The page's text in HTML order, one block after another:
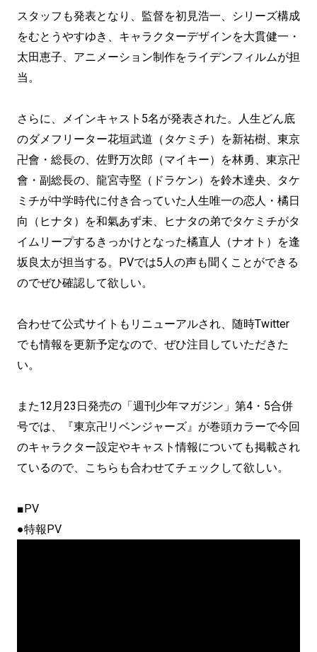
スタッフも発表となり、監督を初見浩一、シリーズ構成
をむとうやすゆき、キャラクターデザインを大貫健一・
太田恵子、アニメーション制作をライデンフィルムが担
当。
さらに、メインキャスト5名が発表された。人生どん底
のダメフリーター花垣武道（タケミチ）を新祐樹、東京
卍會・総長の、佐野万次郎（マイキー）を林勇、東京卍
會・副総長の、龍宮寺堅（ドラケン）を鈴木達央、タケ
ミチが中学時代に付き合っていた人生唯一の恋人・橘日
向（ヒナタ）を和氣あず未、ヒナタの弟でタケミチがタ
イムリープするきっかけとなった橘直人（ナオト）を逢
坂良太が担当する。PVでは5人の声も聞くことができる
のでぜひ確認して欲しい。
合わせて公式サイトもリニューアルされ、随時Twitter
でも情報を更新予定なので、ぜひ注目していただきた
い。
また12月23日発売の「週刊少年マガジン」第4・5合併
号では、『東京卍リベンジャーズ』が巻頭カラーで今回
のキャラクター設定やキャスト情報についても掲載され
ているので、こちらも合わせてチェックして欲しい。
■PV
●特報PV